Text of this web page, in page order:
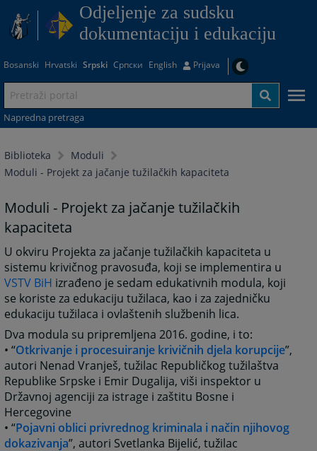
Odjeljenje za sudsku
dokumentaciju i edukaciju
Bosanski Hrvatski Srpski Српски English Prijava
Napredna pretraga
Biblioteka
Moduli
Moduli - Projekt za jačanje tužilačkih kapaciteta
Moduli - Projekt za jačanje tužilačkih
kapaciteta
U okviru Projekta za jačanje tužilačkih kapaciteta u
sistemu krivičnog pravosuđa, koji se implementira u
VSTV BiH izrađeno je sedam edukativnih modula, koji
se koriste za edukaciju tužilaca, kao i za zajedničku
edukaciju tužilaca i ovlaštenih službenih lica.
Dva modula su pripremljena 2016. godine, i to:
• “Otkrivanje i procesuiranje krivičnih djela korupcije”,
autori Nenad Vranješ, tužilac Republičkog tužilaštva
Republike Srpske i Emir Dugalija, viši inspektor u
Državnoj agenciji za istrage i zaštitu Bosne i
Hercegovine
• “Pojavni oblici privrednog kriminala i način njihovog
dokazivanja”, autori Svetlanka Bijelić, tužilac